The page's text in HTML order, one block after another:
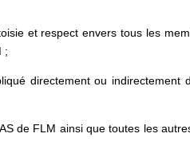
et respect envers tous les
;
directement ou indirectement
FLM ainsi que toutes les